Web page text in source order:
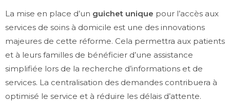
La mise en place d’un guichet unique pour l’accès aux
services de soins à domicile est une des innovations
majeures de cette réforme. Cela permettra aux patients
et à leurs familles de bénéficier d’une assistance
simplifiée lors de la recherche d’informations et de
services. La centralisation des demandes contribuera à
optimisé le service et à réduire les délais d’attente.